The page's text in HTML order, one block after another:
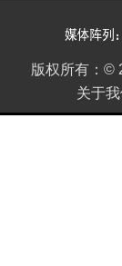
版权所有： ©
关于